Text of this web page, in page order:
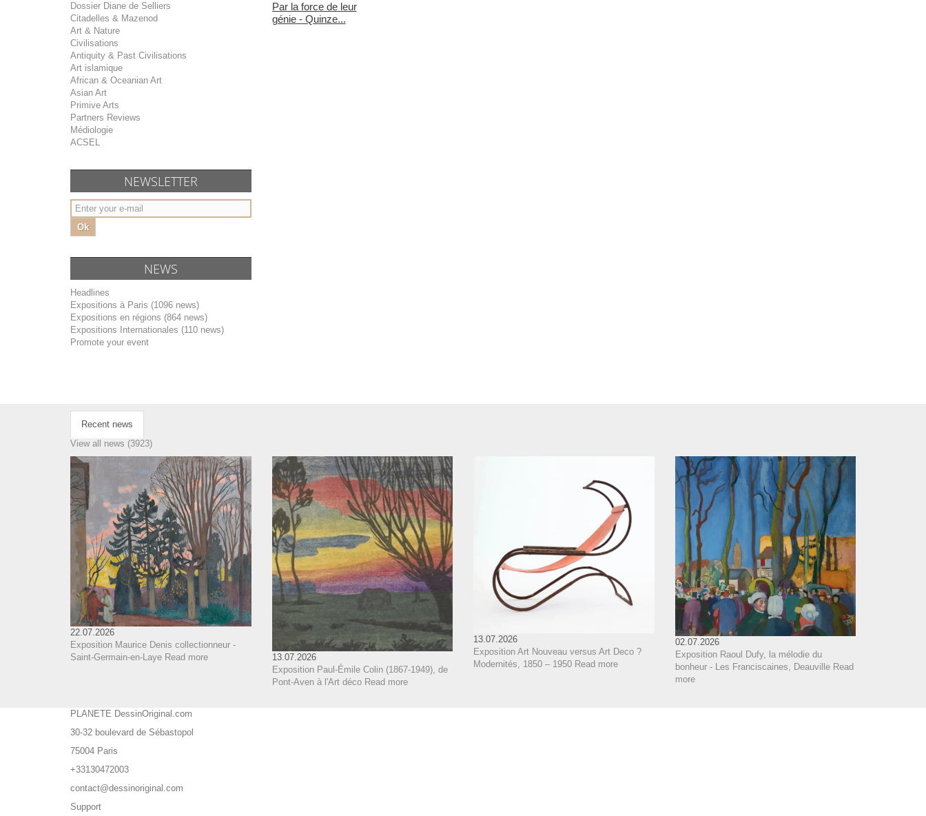
Dossier Diane de Selliers
Citadelles & Mazenod
Art & Nature
Civilisations
Antiquity & Past Civilisations
Art islamique
African & Oceanian Art
Asian Art
Primive Arts
Partners Reviews
Médiologie
ACSEL
NEWSLETTER
Ok
NEWS
Headlines
Expositions à Paris (1096 news)
Expositions en régions (864 news)
Expositions Internationales (110 news)
Promote your event
Par la force de leur
génie - Quinze...
Recent news
View all news (3923)
22.07.2026
Exposition Maurice Denis collectionneur -
Saint-Germain-en-Laye Read more
13.07.2026
Exposition Paul-Émile Colin (1867-1949), de
Pont-Aven à l'Art déco Read more
13.07.2026
Exposition Art Nouveau versus Art Deco ?
Modernités, 1850 – 1950 Read more
02.07.2026
Exposition Raoul Dufy, la mélodie du
bonheur - Les Franciscaines, Deauville Read
more
PLANETE DessinOriginal.com
30-32 boulevard de Sébastopol
75004 Paris
+33130472003
contact@dessinoriginal.com
Support